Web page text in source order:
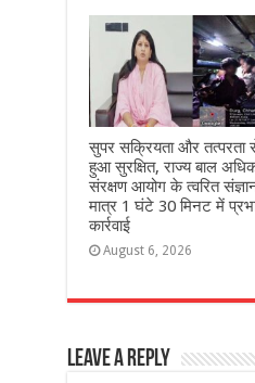
सुपर सक्रियता और तत्परता
हुआ सुरक्षित, राज्य बाल
संरक्षण आयोग के त्वरित
मात्र 1 घंटे 30 मिनट में
कार्रवाई
August 6, 2026
Leave a Reply